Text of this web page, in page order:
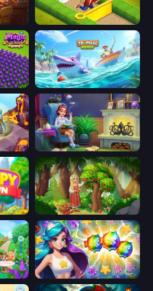
Park Town
Tropical Merge
Halloween Merge
Northern Merge
Magic Kitchen: Merge Game Underwater Adventures: Match 3